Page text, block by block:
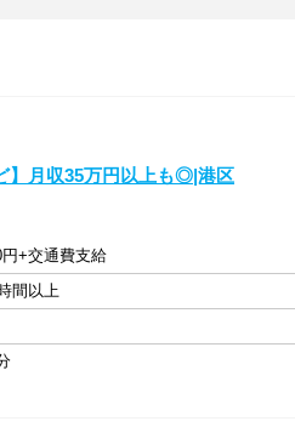
】月収35万円以上も◎|港区
+交通費支給
間以上